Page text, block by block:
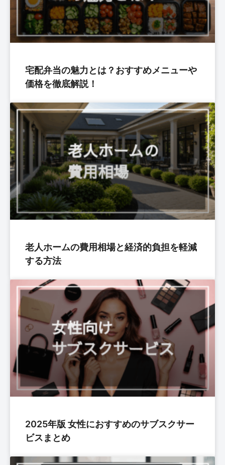
宅配弁当の魅力とは？おすすめメニューや
価格を徹底解説！
老人ホームの費用相場と経済的負担を軽減
する方法
2025年版 女性におすすめのサブスクサー
ビスまとめ